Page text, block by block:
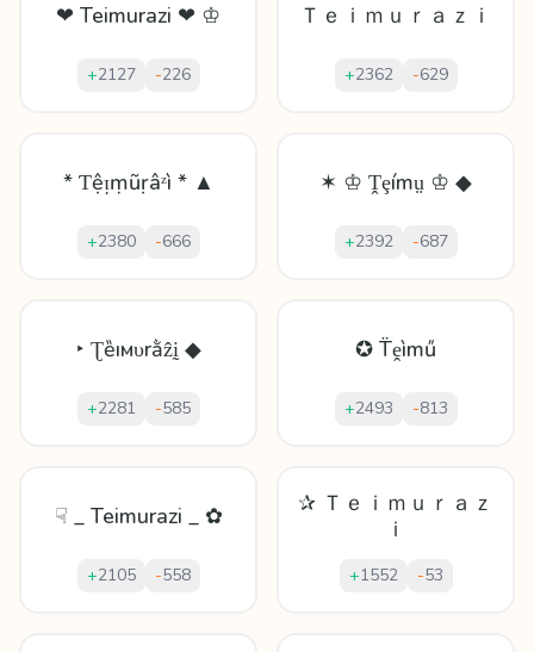
❤ Teimurazi ❤ ♔
+2127 -226
Ｔｅｉｍｕｒａｚｉ
+2362 -629
* Ƭệᴉṃũṛâᶻì * ▲
+2380 -666
✶ ♔ Ṱȩímṳ ♔ ◆
+2392 -687
‣ Ʈȅıмυrằẑḭ ◆
+2281 -585
✪ T̈ḙìmű
+2493 -813
☟ _ Teimurazi _ ✿
+2105 -558
✰ Ｔｅｉｍｕｒａｚ
ｉ
+1552 -53